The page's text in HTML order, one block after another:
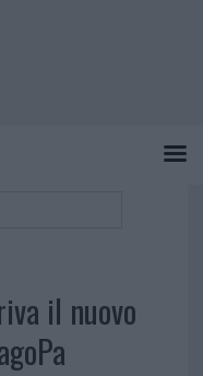
il nuovo